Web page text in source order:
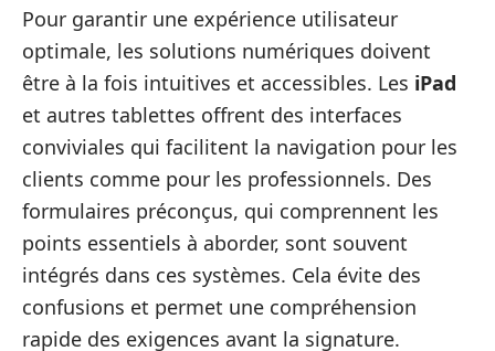
Pour garantir une expérience utilisateur
optimale, les solutions numériques doivent
être à la fois intuitives et accessibles. Les iPad
et autres tablettes offrent des interfaces
conviviales qui facilitent la navigation pour les
clients comme pour les professionnels. Des
formulaires préconçus, qui comprennent les
points essentiels à aborder, sont souvent
intégrés dans ces systèmes. Cela évite des
confusions et permet une compréhension
rapide des exigences avant la signature.